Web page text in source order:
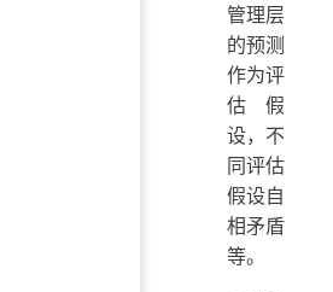
管理层
的预测
作为评
估假
设，不
同评估
假设自
相矛盾
等。